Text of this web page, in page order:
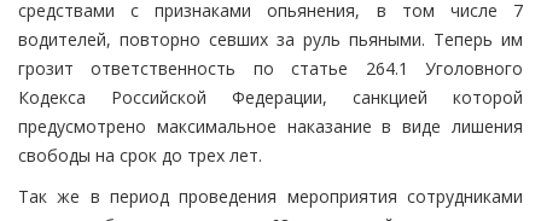
средствами с признаками опьянения, в том числе 7
водителей, повторно севших за руль пьяными. Теперь им
грозит ответственность по статье 264.1 Уголовного
Кодекса Российской Федерации, санкцией которой
предусмотрено максимальное наказание в виде лишения
свободы на срок до трех лет.
Так же в период проведения мероприятия сотрудниками